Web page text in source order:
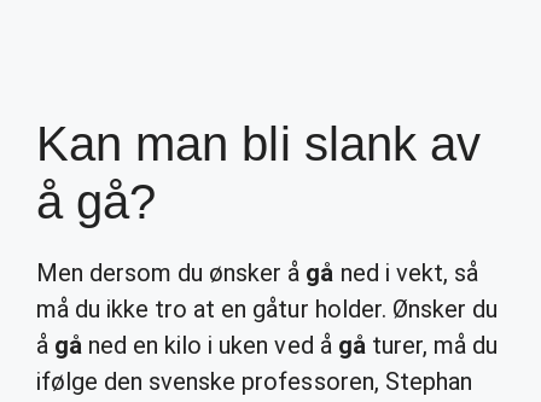
Kan man bli slank av
å gå?
Men dersom du ønsker å gå ned i vekt, så
må du ikke tro at en gåtur holder. Ønsker du
å gå ned en kilo i uken ved å gåturer, må du
ifølge den svenske professoren, Stephan